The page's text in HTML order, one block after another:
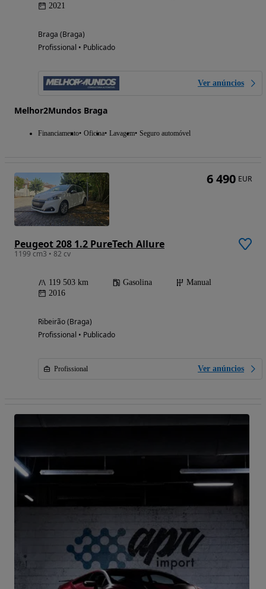
2021
Braga (Braga)
Profissional • Publicado
Ver anúncios
Melhor2Mundos Braga
Financiamento Oficina Lavagem Seguro automóvel
Peugeot 208 1.2 PureTech Allure
1199 cm3 • 82 cv
119 503 km Gasolina
Manual
2016
Ribeirão (Braga)
Profissional • Publicado
Profissional Ver anúncios
6 490 EUR